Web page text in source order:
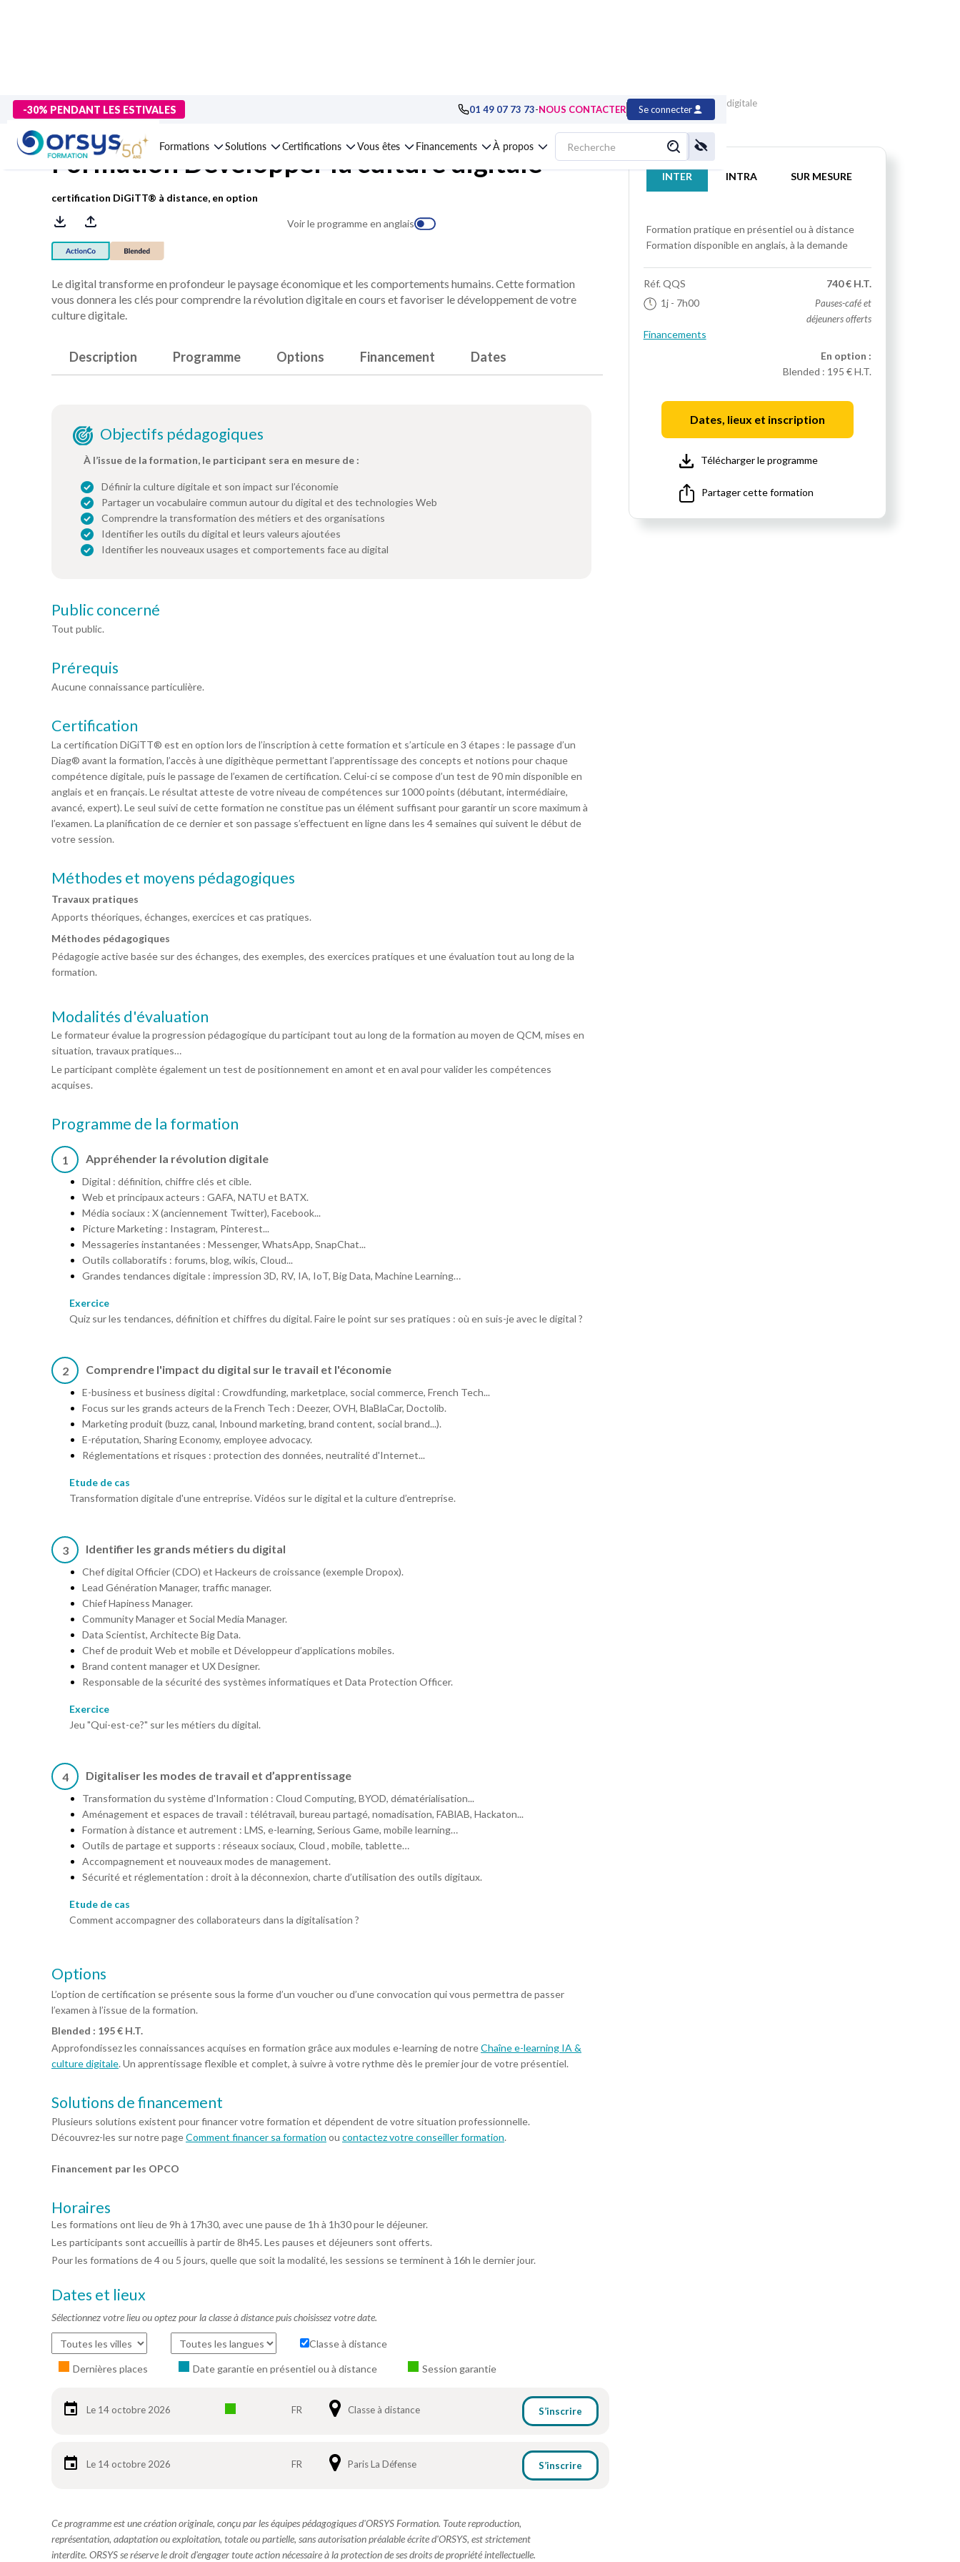
-30% PENDANT LES ESTIVALES 01 49 07 73 73-NOUS CONTACTER Se connecter
Formations Solutions Certifications Vous êtes Financements À propos
> Formations>Management - Développement personnel Organisation et performance au travail Formation Développer la culture digitale
Formation Développer la culture digitale
certification DiGiTT® à distance, en option
Voir le programme en anglais
INTER INTRA SUR MESURE
Formation pratique en présentiel ou à distance
Formation disponible en anglais, à la demande
Réf. QQS
1j - 7h00
740 € H.T.
Pauses-café et
déjeuners offerts
Financements
En option :
Blended : 195 € H.T.
Dates, lieux et inscription
Télécharger le programme
Partager cette formation
Le digital transforme en profondeur le paysage économique et les comportements humains. Cette formation
vous donnera les clés pour comprendre la révolution digitale en cours et favoriser le développement de votre
culture digitale.
Description Programme Options Financement Dates
Objectifs pédagogiques
À l’issue de la formation, le participant sera en mesure de :
Définir la culture digitale et son impact sur l’économie
Partager un vocabulaire commun autour du digital et des technologies Web
Comprendre la transformation des métiers et des organisations
Identifier les outils du digital et leurs valeurs ajoutées
Identifier les nouveaux usages et comportements face au digital
Public concerné
Tout public.
Prérequis
Aucune connaissance particulière.
Certification
La certification DiGiTT® est en option lors de l’inscription à cette formation et s’articule en 3 étapes : le passage d’un
Diag® avant la formation, l’accès à une digithèque permettant l’apprentissage des concepts et notions pour chaque
compétence digitale, puis le passage de l’examen de certification. Celui-ci se compose d’un test de 90 min disponible en
anglais et en français. Le résultat atteste de votre niveau de compétences sur 1000 points (débutant, intermédiaire,
avancé, expert). Le seul suivi de cette formation ne constitue pas un élément suffisant pour garantir un score maximum à
l’examen. La planification de ce dernier et son passage s’effectuent en ligne dans les 4 semaines qui suivent le début de
votre session.
Méthodes et moyens pédagogiques
Travaux pratiques
Apports théoriques, échanges, exercices et cas pratiques.
Méthodes pédagogiques
Pédagogie active basée sur des échanges, des exemples, des exercices pratiques et une évaluation tout au long de la
formation.
Modalités d'évaluation
Le formateur évalue la progression pédagogique du participant tout au long de la formation au moyen de QCM, mises en
situation, travaux pratiques…
Le participant complète également un test de positionnement en amont et en aval pour valider les compétences
acquises.
Programme de la formation
1 Appréhender la révolution digitale
Digital : définition, chiffre clés et cible.
Web et principaux acteurs : GAFA, NATU et BATX.
Média sociaux : X (anciennement Twitter), Facebook...
Picture Marketing : Instagram, Pinterest...
Messageries instantanées : Messenger, WhatsApp, SnapChat...
Outils collaboratifs : forums, blog, wikis, Cloud...
Grandes tendances digitale : impression 3D, RV, IA, IoT, Big Data, Machine Learning…
Exercice
Quiz sur les tendances, définition et chiffres du digital. Faire le point sur ses pratiques : où en suis-je avec le digital ?
2 Comprendre l'impact du digital sur le travail et l'économie
E-business et business digital : Crowdfunding, marketplace, social commerce, French Tech...
Focus sur les grands acteurs de la French Tech : Deezer, OVH, BlaBlaCar, Doctolib.
Marketing produit (buzz, canal, Inbound marketing, brand content, social brand...).
E-réputation, Sharing Economy, employee advocacy.
Réglementations et risques : protection des données, neutralité d'Internet...
Etude de cas
Transformation digitale d'une entreprise. Vidéos sur le digital et la culture d’entreprise.
3 Identifier les grands métiers du digital
Chef digital Officier (CDO) et Hackeurs de croissance (exemple Dropox).
Lead Génération Manager, traffic manager.
Chief Hapiness Manager.
Community Manager et Social Media Manager.
Data Scientist, Architecte Big Data.
Chef de produit Web et mobile et Développeur d’applications mobiles.
Brand content manager et UX Designer.
Responsable de la sécurité des systèmes informatiques et Data Protection Officer.
Exercice
Jeu "Qui-est-ce?" sur les métiers du digital.
4 Digitaliser les modes de travail et d’apprentissage
Transformation du système d'Information : Cloud Computing, BYOD, dématérialisation...
Aménagement et espaces de travail : télétravail, bureau partagé, nomadisation, FABlAB, Hackaton...
Formation à distance et autrement : LMS, e-learning, Serious Game, mobile learning…
Outils de partage et supports : réseaux sociaux, Cloud , mobile, tablette…
Accompagnement et nouveaux modes de management.
Sécurité et réglementation : droit à la déconnexion, charte d’utilisation des outils digitaux.
Etude de cas
Comment accompagner des collaborateurs dans la digitalisation ?
Options
L’option de certification se présente sous la forme d’un voucher ou d’une convocation qui vous permettra de passer
l’examen à l’issue de la formation.
Blended : 195 € H.T.
Approfondissez les connaissances acquises en formation grâce aux modules e-learning de notreChaîne e-learning IA &
culture digitale. Un apprentissage flexible et complet, à suivre à votre rythme dès le premier jour de votre présentiel.
Solutions de financement
Plusieurs solutions existent pour financer votre formation et dépendent de votre situation professionnelle.
Découvrez-les sur notre pageComment financer sa formation ou contactez votre conseiller formation.
Financement par les OPCO
Horaires
Les formations ont lieu de 9h à 17h30, avec une pause de 1h à 1h30 pour le déjeuner.
Les participants sont accueillis à partir de 8h45. Les pauses et déjeuners sont offerts.
Pour les formations de 4 ou 5 jours, quelle que soit la modalité, les sessions se terminent à 16h le dernier jour.
Dates et lieux
Sélectionnez votre lieu ou optez pour la classe à distance puis choisissez votre date.
Classe à distance
Dernières places Date garantie en présentiel ou à distance Session garantie
Le 14 octobre 2026 FR Classe à distance S’inscrire
Le 14 octobre 2026 FR Paris La Défense S’inscrire
Ce programme est une création originale, conçu par les équipes pédagogiques d'ORSYS Formation. Toute reproduction,
représentation, adaptation ou exploitation, totale ou partielle, sans autorisation préalable écrite d'ORSYS, est strictement
interdite. ORSYS se réserve le droit d'engager toute action nécessaire à la protection de ses droits de propriété intellectuelle.